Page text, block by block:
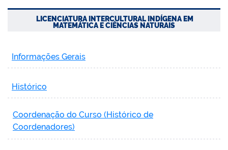
LICENCIATURA INTERCULTURAL INDÍGENA EM
MATEMÁTICA E CIÊNCIAS NATURAIS
Informações Gerais
Histórico
Coordenação do Curso (Histórico de
Coordenadores)